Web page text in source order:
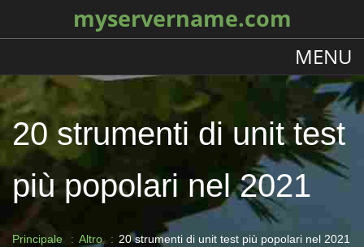
myservername.com
MENU
20 strumenti di unit test
più popolari nel 2021
Principale Altro 20 strumenti di unit test più popolari nel 2021